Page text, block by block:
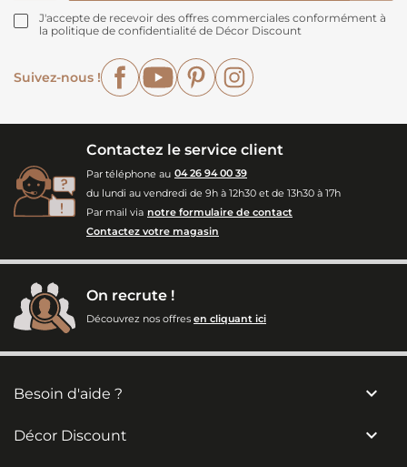
J'accepte de recevoir des offres commerciales conformément à
la politique de confidentialité de Décor Discount
Suivez-nous !
FacebookYouTubePinterest
Contactez le service client
Par téléphone au 04 26 94 00 39
du lundi au vendredi de 9h à 12h30 et de 13h30 à 17h
Par mail via notre formulaire de contact
Contactez votre magasin
On recrute !
Découvrez nos offres en cliquant ici
Besoin d'aide ? 
Décor Discount
